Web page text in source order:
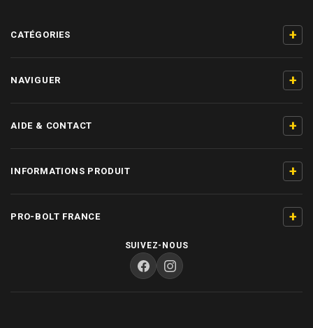
CATÉGORIES +
NAVIGUER +
AIDE & CONTACT +
INFORMATIONS PRODUIT +
PRO-BOLT FRANCE +
SUIVEZ-NOUS